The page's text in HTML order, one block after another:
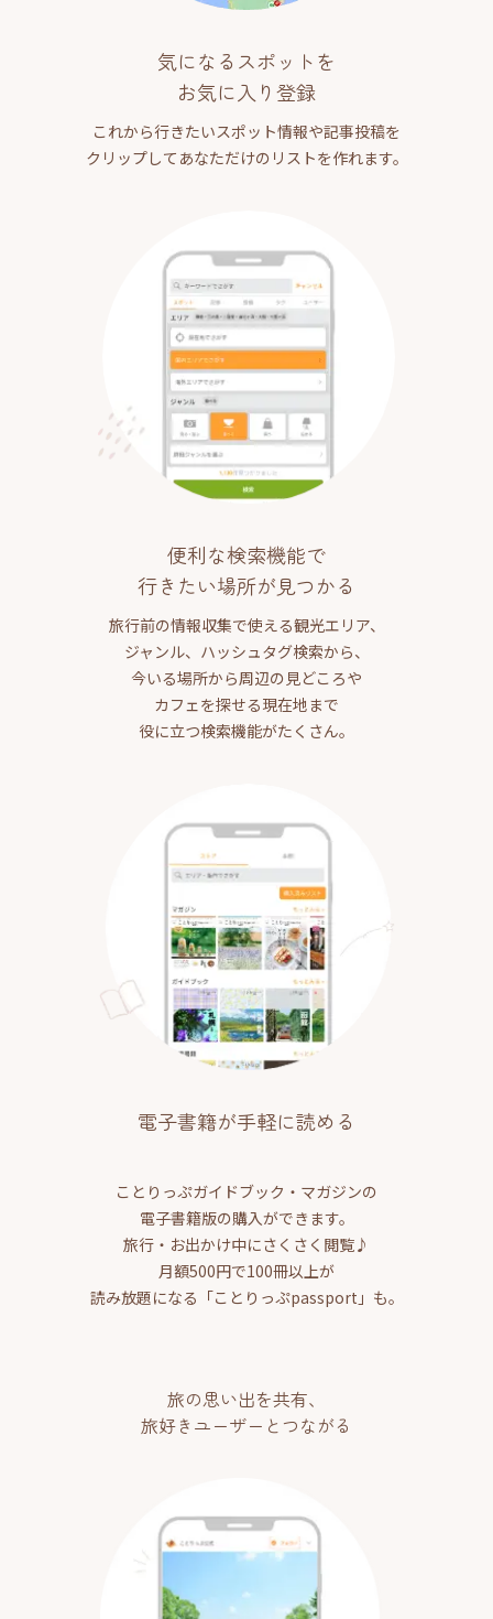
気になるスポットを
お気に入り登録
これから行きたいスポット情報や記事投稿を
クリップしてあなただけのリストを作れます。
便利な検索機能で
行きたい場所が見つかる
旅行前の情報収集で使える観光エリア、
ジャンル、ハッシュタグ検索から、
今いる場所から周辺の見どころや
カフェを探せる現在地まで
役に立つ検索機能がたくさん。
電子書籍が手軽に読める
ことりっぷガイドブック・マガジンの
電子書籍版の購入ができます。
旅行・お出かけ中にさくさく閲覧♪
月額500円で100冊以上が
読み放題になる「ことりっぷpassport」も。
旅の思い出を共有、
旅好きユーザーとつながる